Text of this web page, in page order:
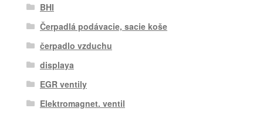
BHI
Čerpadlá podávacie, sacie koše
čerpadlo vzduchu
displaya
EGR ventily
Elektromagnet. ventil